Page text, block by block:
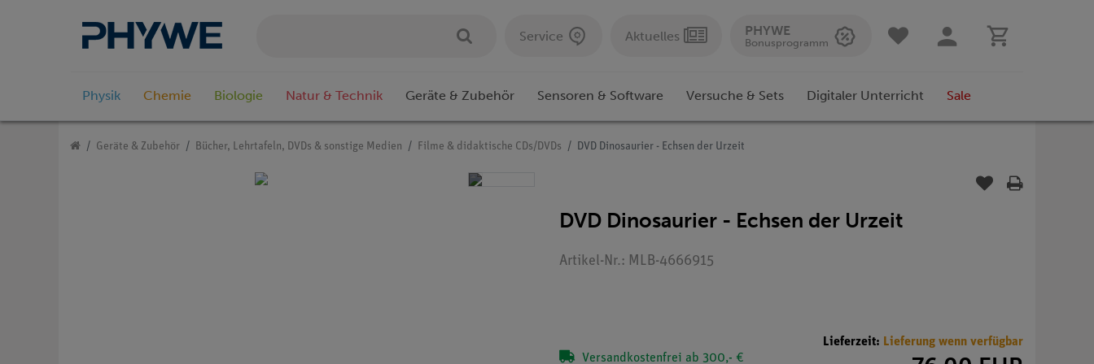
Service Aktuelles PHYWE
Bonusprogramm
Physik Chemie Biologie Natur & Technik Geräte & Zubehör Sensoren & Software Versuche & Sets Digitaler Unterricht Sale
Geräte & Zubehör Bücher, Lehrtafeln, DVDs & sonstige Medien Filme & didaktische CDs/DVDs DVD Dinosaurier - Echsen der Urzeit
DVD Dinosaurier - Echsen der Urzeit
Artikel-Nr.: MLB-4666915
Versandkostenfrei ab 300,- €
Lieferzeit: Lieferung wenn verfügbar